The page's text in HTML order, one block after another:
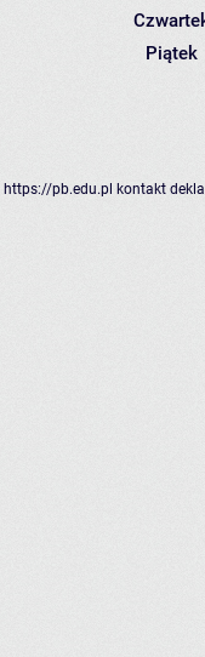
Piątek
https://pb.edu.pl kontakt